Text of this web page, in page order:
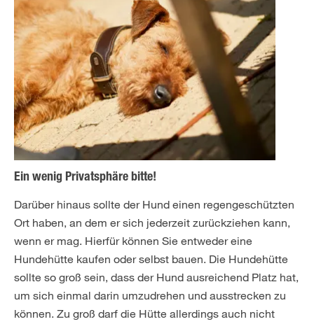
Ein wenig Privatsphäre bitte!
Darüber hinaus sollte der Hund einen regengeschützten
Ort haben, an dem er sich jederzeit zurückziehen kann,
wenn er mag. Hierfür können Sie entweder eine
Hundehütte kaufen oder selbst bauen. Die Hundehütte
sollte so groß sein, dass der Hund ausreichend Platz hat,
um sich einmal darin umzudrehen und ausstrecken zu
können. Zu groß darf die Hütte allerdings auch nicht